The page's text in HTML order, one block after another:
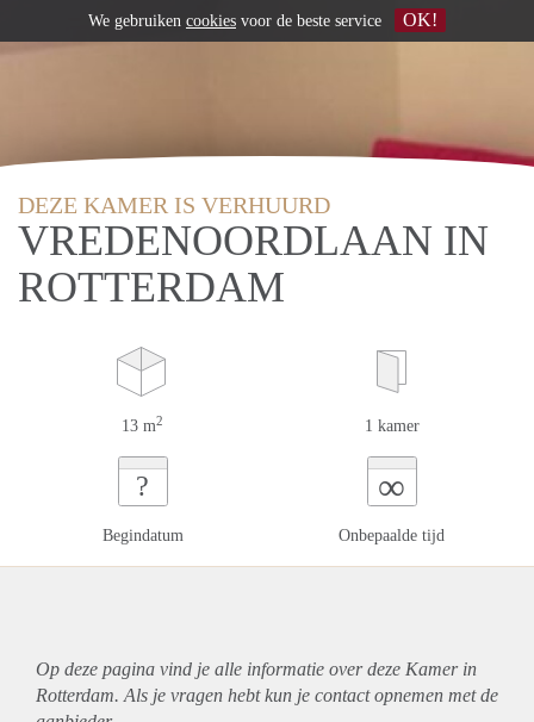
DEZE KAMER IS VERHUURD
VREDENOORDLAAN IN
ROTTERDAM
13 m2 1 kamer
?
Begindatum
∞
Onbepaalde tijd
Op deze pagina vind je alle informatie over deze Kamer in
Rotterdam. Als je vragen hebt kun je contact opnemen met de
We gebruiken cookies voor de beste service OK!